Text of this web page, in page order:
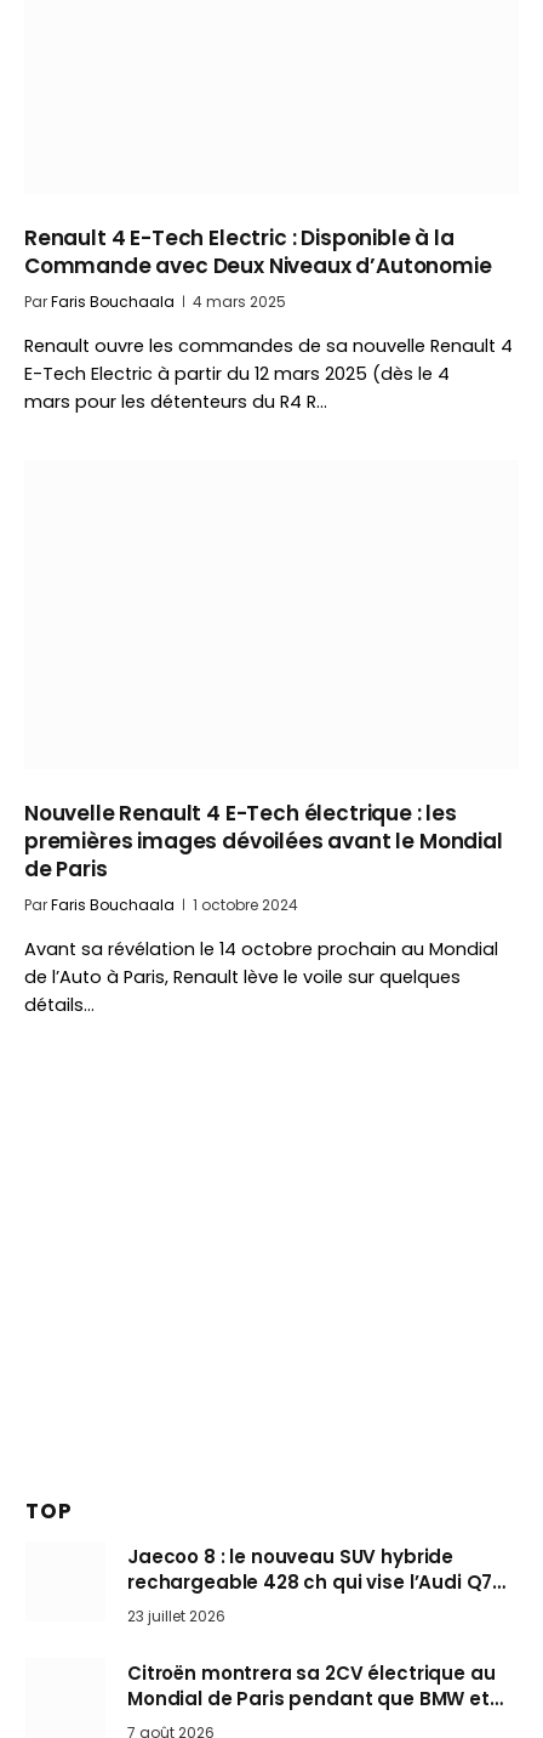
Renault 4 E-Tech Electric : Disponible à la
Commande avec Deux Niveaux d’Autonomie
ParFaris Bouchaala 4 mars 2025
Renault ouvre les commandes de sa nouvelle Renault 4
E-Tech Electric à partir du 12 mars 2025 (dès le 4
mars pour les détenteurs du R4 R…
Nouvelle Renault 4 E-Tech électrique : les
premières images dévoilées avant le Mondial
de Paris
ParFaris Bouchaala 1 octobre 2024
Avant sa révélation le 14 octobre prochain au Mondial
de l’Auto à Paris, Renault lève le voile sur quelques
détails…
TOP
Jaecoo 8 : le nouveau SUV hybride
rechargeable 428 ch qui vise l’Audi Q7
arrive en Europe cet automne
23 juillet 2026
Citroën montrera sa 2CV électrique au
Mondial de Paris pendant que BMW et
Mini désertent le salon
7 août 2026